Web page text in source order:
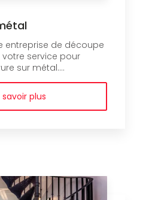
entreprise de découpe
votre service pour
sur métal....
savoir plus